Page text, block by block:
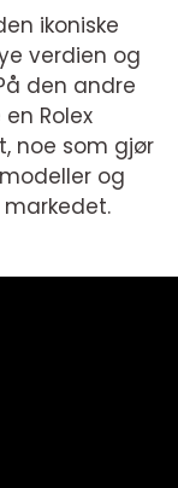
ikoniske
verdien og
den andre
Rolex
noe som gjør
og
markedet.